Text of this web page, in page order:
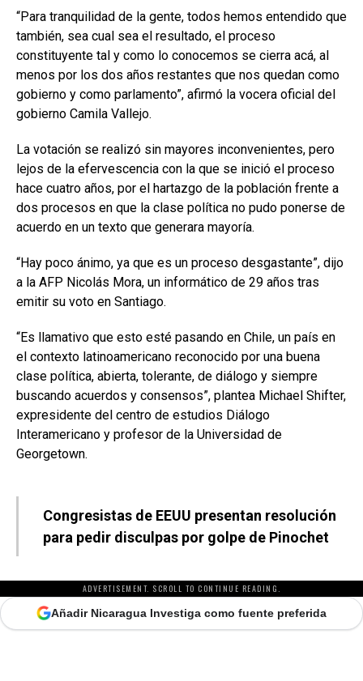
“Para tranquilidad de la gente, todos hemos entendido que
también, sea cual sea el resultado, el proceso
constituyente tal y como lo conocemos se cierra acá, al
menos por los dos años restantes que nos quedan como
gobierno y como parlamento”, afirmó la vocera oficial del
gobierno Camila Vallejo.
La votación se realizó sin mayores inconvenientes, pero
lejos de la efervescencia con la que se inició el proceso
hace cuatro años, por el hartazgo de la población frente a
dos procesos en que la clase política no pudo ponerse de
acuerdo en un texto que generara mayoría.
“Hay poco ánimo, ya que es un proceso desgastante”, dijo
a la AFP Nicolás Mora, un informático de 29 años tras
emitir su voto en Santiago.
“Es llamativo que esto esté pasando en Chile, un país en
el contexto latinoamericano reconocido por una buena
clase política, abierta, tolerante, de diálogo y siempre
buscando acuerdos y consensos”, plantea Michael Shifter,
expresidente del centro de estudios Diálogo
Interamericano y profesor de la Universidad de
Georgetown.
Congresistas de EEUU presentan resolución
para pedir disculpas por golpe de Pinochet
ADVERTISEMENT. SCROLL TO CONTINUE READING.
Añadir Nicaragua Investiga como fuente preferida